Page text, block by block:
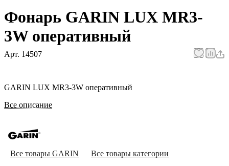
Фонарь GARIN LUX MR3-
3W оперативный
Арт. 14507
GARIN LUX MR3-3W оперативный
Все описание
Все товары GARIN Все товары категории